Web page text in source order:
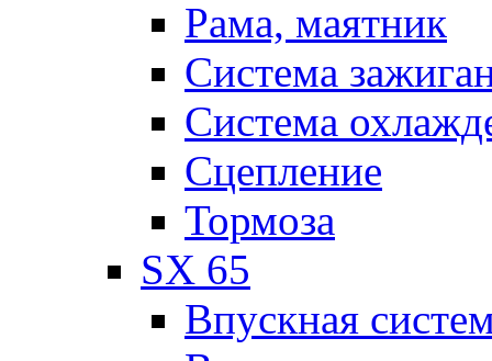
Рама, маятник
Система
Система
Сцепление
Тормоза
SX 65
Впускная